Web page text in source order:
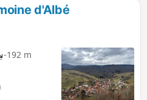
d'Albé
-192 m